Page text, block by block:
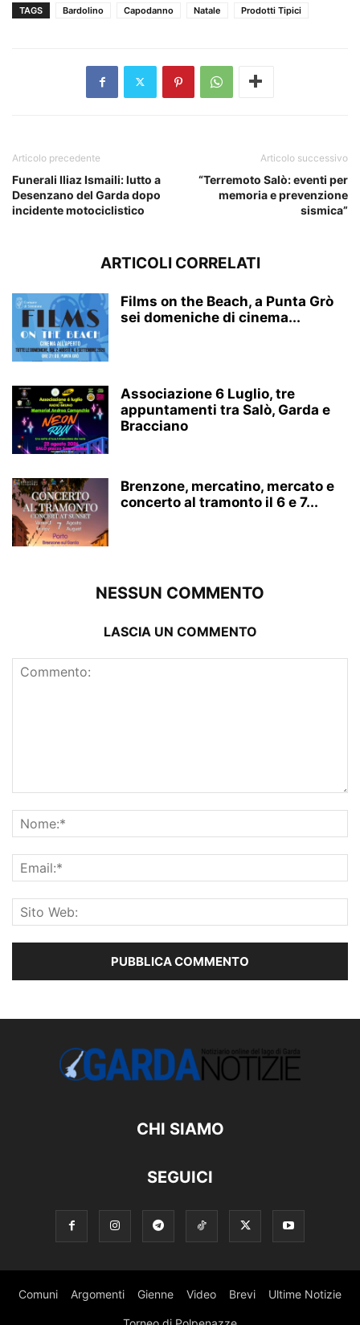
TAGS Bardolino Capodanno Natale Prodotti Tipici
Articolo precedente
Funerali Iliaz Ismaili: lutto a
Desenzano del Garda dopo
incidente motociclistico
Articolo successivo
“Terremoto Salò: eventi per
memoria e prevenzione
sismica”
ARTICOLI CORRELATI
Films on the Beach, a Punta Grò
sei domeniche di cinema...
Associazione 6 Luglio, tre
appuntamenti tra Salò, Garda e
Bracciano
Brenzone, mercatino, mercato e
concerto al tramonto il 6 e 7...
NESSUN COMMENTO
LASCIA UN COMMENTO
CHI SIAMO
SEGUICI
Comuni Argomenti Gienne Video Brevi Ultime Notizie